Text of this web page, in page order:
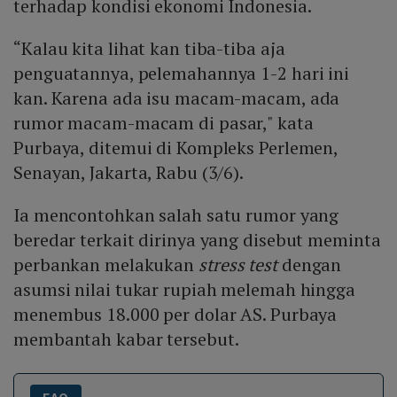
terhadap kondisi ekonomi Indonesia.
“Kalau kita lihat kan tiba-tiba aja
penguatannya, pelemahannya 1-2 hari ini
kan. Karena ada isu macam-macam, ada
rumor macam-macam di pasar," kata
Purbaya, ditemui di Kompleks Perlemen,
Senayan, Jakarta, Rabu (3/6).
Ia mencontohkan salah satu rumor yang
beredar terkait dirinya yang disebut meminta
perbankan melakukan stress testdengan
asumsi nilai tukar rupiah melemah hingga
menembus 18.000 per dolar AS. Purbaya
membantah kabar tersebut.